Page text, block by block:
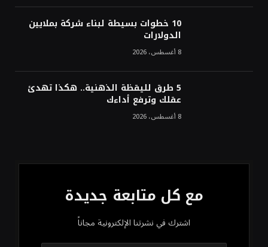
10 خطوات بسيطة لبناء شركة بملايين
الدولارات
8 أغسطس، 2026
5 طرق لليقظة الذهنية.. هكذا تهدئ
عقلك وترفع أداءك
8 أغسطس، 2026
مع كل متابعة جديدة
اشترك في نشرتنا الإلكترونية مجاناً